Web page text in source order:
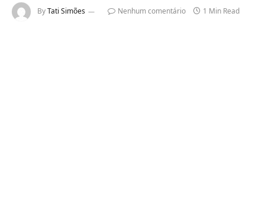
ByTati Simões Nenhum comentário 1 Min Read